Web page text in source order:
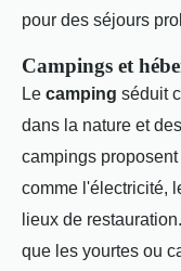
pour des séjours
Campings et
Le camping séduit
dans la nature et
campings
comme l'électricité,
lieux de
que les yourtes ou